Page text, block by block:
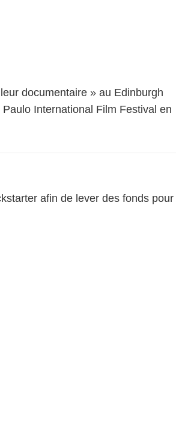
documentaire » au Edinburgh
International Film Festival en
afin de lever des fonds pour